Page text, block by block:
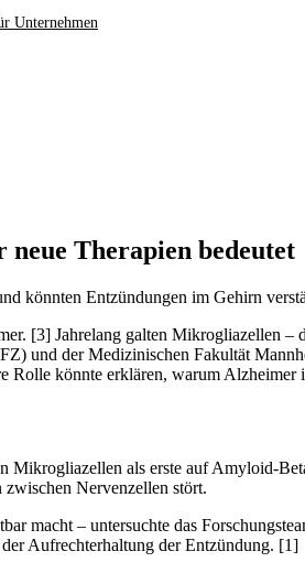
Unternehmen
Therapien bedeutet
könnten Entzündungen im Gehirn
[3] Jahrelang galten Mikrogliazellen –
und der Medizinischen Fakultät
könnte erklären, warum Alzheimer
Mikrogliazellen als erste auf Amyloid-
Nervenzellen stört.
macht – untersuchte das
Aufrechterhaltung der Entzündung. [1]